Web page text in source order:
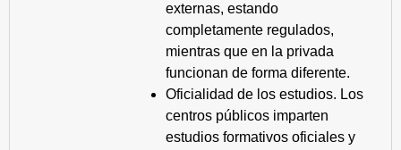
externas, estando
completamente regulados,
mientras que en la privada
funcionan de forma diferente.
Oficialidad de los estudios. Los
centros públicos imparten
estudios formativos oficiales y